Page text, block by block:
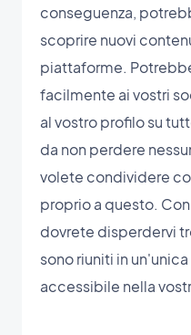
conseguenza,
scoprire nuovi
piattaforme.
facilmente ai vostri
al vostro profilo su
da non perdere
volete condividere
proprio a questo.
dovrete disperdervi
sono riuniti in
accessibile nella